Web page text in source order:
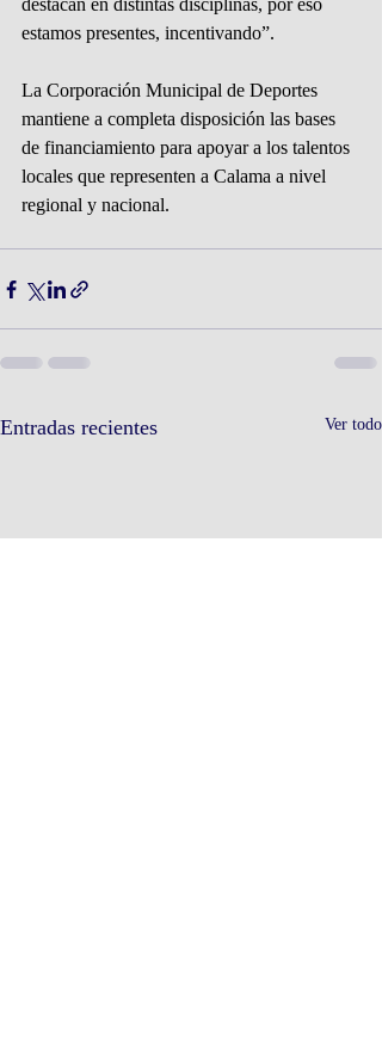
destacan en distintas disciplinas, por eso
estamos presentes, incentivando”.
La Corporación Municipal de Deportes
mantiene a completa disposición las bases
de financiamiento para apoyar a los talentos
locales que representen a Calama a nivel
regional y nacional.
Entradas recientes Ver todo